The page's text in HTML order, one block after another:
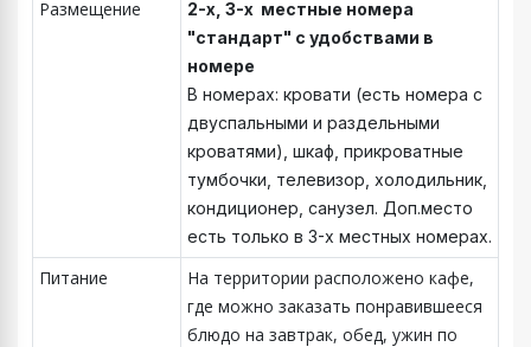
Размещение
2-х, 3-х местные номера
"стандарт" с удобствами в
номере
В номерах: кровати (есть номера с
двуспальными и раздельными
кроватями), шкаф, прикроватные
тумбочки, телевизор, холодильник,
кондиционер, санузел. Доп.место
есть только в 3-х местных номерах.
Питание
На территории расположено кафе,
где можно заказать понравившееся
блюдо на завтрак, обед, ужин по